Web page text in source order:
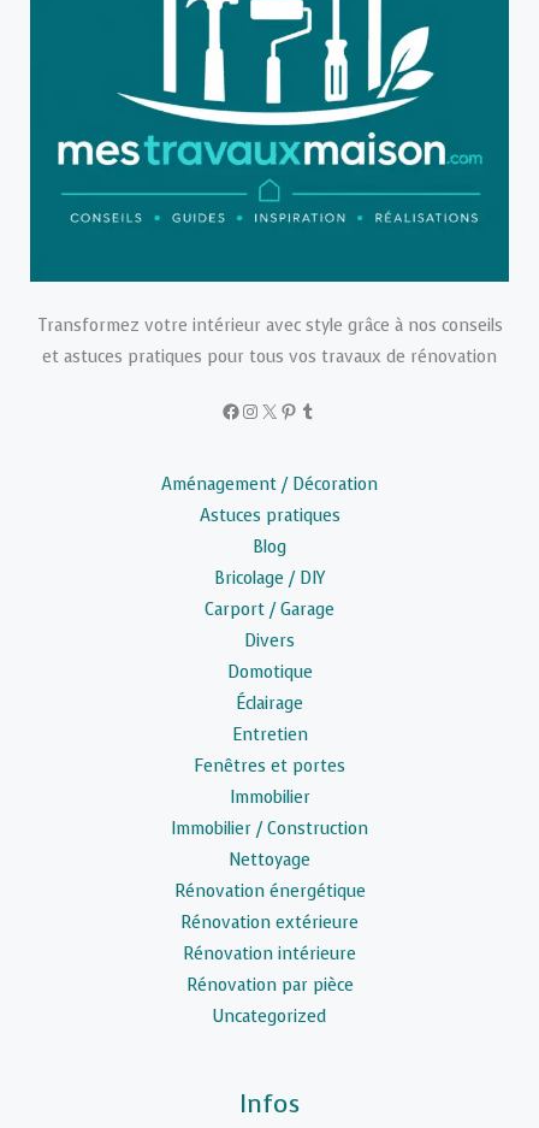
Transformez votre intérieur avec style grâce à nos conseils
et astuces pratiques pour tous vos travaux de rénovation
Facebook
Instagram
X Pinterest
Tumblr
Aménagement / Décoration
Astuces pratiques
Blog
Bricolage / DIY
Carport / Garage
Divers
Domotique
Éclairage
Entretien
Fenêtres et portes
Immobilier
Immobilier / Construction
Nettoyage
Rénovation énergétique
Rénovation extérieure
Rénovation intérieure
Rénovation par pièce
Uncategorized
Infos